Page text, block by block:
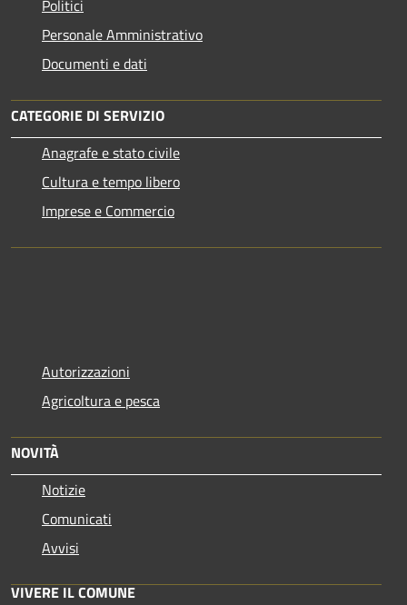
Politici
Personale Amministrativo
Documenti e dati
CATEGORIE DI SERVIZIO
Anagrafe e stato civile
Cultura e tempo libero
Imprese e Commercio
Autorizzazioni
Agricoltura e pesca
NOVITÀ
Notizie
Comunicati
Avvisi
VIVERE IL COMUNE